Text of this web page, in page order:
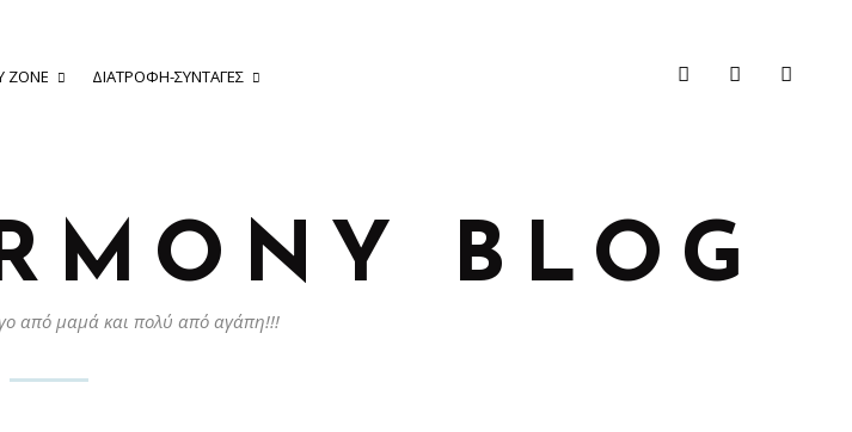
ZONE ΔΙΑΤΡΟΦΉ-ΣΥΝΤΑΓΈΣ
BLOG
από μαμά και πολύ από αγάπη!!!